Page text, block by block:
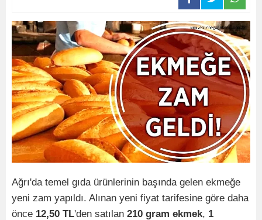
Ağrı'da temel gıda ürünlerinin başında gelen ekmeğe
yeni zam yapıldı. Alınan yeni fiyat tarifesine göre daha
önce 12,50 TL'den satılan 210 gram ekmek, 1